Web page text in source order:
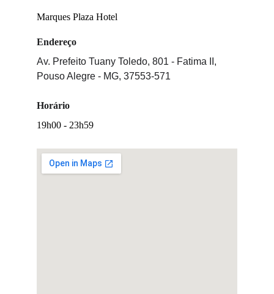
Marques Plaza Hotel
Endereço
Av. Prefeito Tuany Toledo, 801 - Fatima II,
Pouso Alegre - MG, 37553-571
Horário
19h00 - 23h59